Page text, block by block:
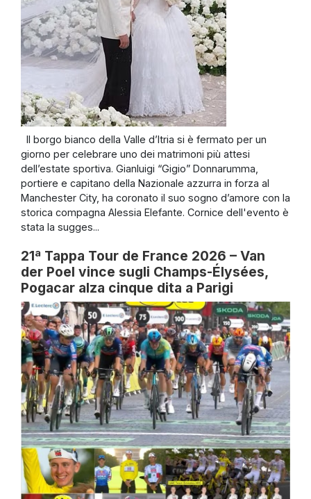
Il borgo bianco della Valle d’Itria si è fermato per un
giorno per celebrare uno dei matrimoni più attesi
dell’estate sportiva. Gianluigi “Gigio” Donnarumma,
portiere e capitano della Nazionale azzurra in forza al
Manchester City, ha coronato il suo sogno d’amore con la
storica compagna Alessia Elefante. Cornice dell'evento è
stata la sugges...
21ª Tappa Tour de France 2026 – Van
der Poel vince sugli Champs-Élysées,
Pogacar alza cinque dita a Parigi